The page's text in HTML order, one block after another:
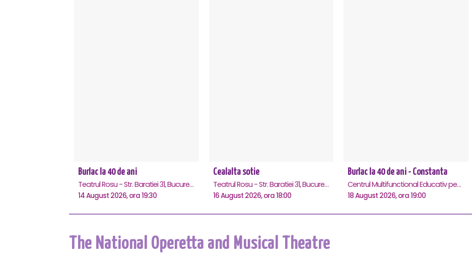
Burlac la 40 de ani
Teatrul Rosu - Str. Baratiei 31, Bucuresti
14 August 2026, ora 19:30
Cealalta sotie
Teatrul Rosu - Str. Baratiei 31, Bucuresti
16 August 2026, ora 18:00
Burlac la 40 de ani - Constanta
Centrul Multifunctional Educativ pentru Tineret Jean Constantin, Constanta
18 August 2026, ora 19:00
The National Operetta and Musical Theatre